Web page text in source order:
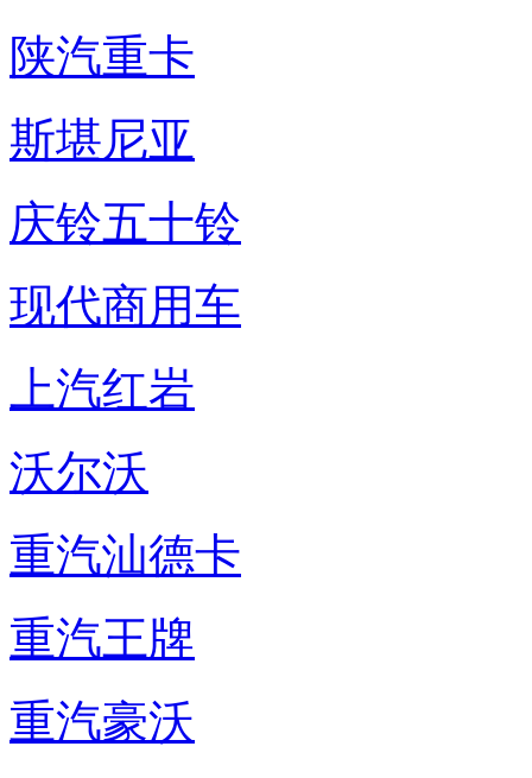
陕汽重卡
斯堪尼亚
庆铃五十铃
现代商用车
上汽红岩
沃尔沃
重汽汕德卡
重汽王牌
重汽豪沃